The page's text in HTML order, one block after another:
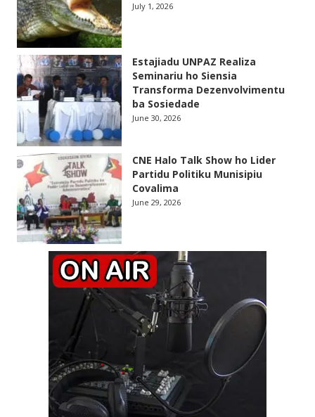
July 1, 2026
Estajiadu UNPAZ Realiza
Seminariu ho Siensia
Transforma Dezenvolvimentu
ba Sosiedade
June 30, 2026
CNE Halo Talk Show ho Lider
Partidu Politiku Munisipiu
Covalima
June 29, 2026